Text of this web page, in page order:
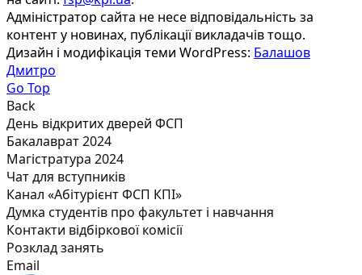
Адміністратор сайта не несе відповідальність за
контент у новинах, публікації викладачів тощо.
Дизайн і модифікація теми WordPress: Балашов
Дмитро
Go Top
Back
День відкритих дверей ФСП
Бакалаврат 2024
Магістратура 2024
Чат для вступників
Канал «Абітурієнт ФСП КПІ»
Думка студентів про факультет і навчання
Контакти відбіркової комісії
Розклад занять
Email